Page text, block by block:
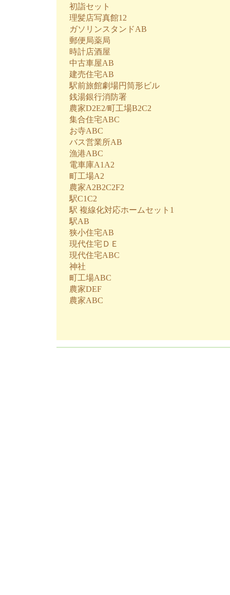
初詣セット
理髪店写真館12
ガソリンスタンドAB
郵便局薬局
時計店酒屋
中古車屋AB
建売住宅AB
駅前旅館劇場円筒形ビル
銭湯銀行消防署
農家D2E2/町工場B2C2
集合住宅ABC
お寺ABC
バス営業所AB
漁港ABC
電車庫A1A2
町工場A2
農家A2B2C2F2
駅C1C2
駅 複線化対応ホームセット1
駅AB
狭小住宅AB
現代住宅ＤＥ
現代住宅ABC
神社
町工場ABC
農家DEF
農家ABC